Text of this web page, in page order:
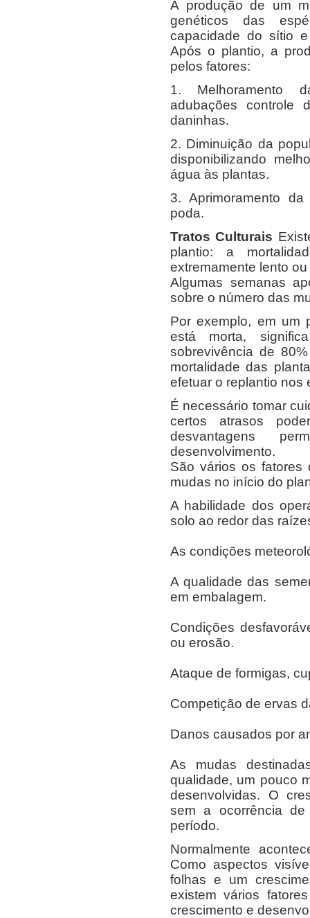
A produção de um
genéticos das
capacidade do sítio
Após o plantio, a
pelos fatores:
1. Melhoramento
adubações controle
daninhas.
2. Diminuição da
disponibilizando
água às plantas.
3. Aprimoramento
poda.
Tratos Culturais
plantio: a
extremamente lento
Algumas semanas
sobre o número das
Por exemplo, em um
está morta,
sobrevivência de
mortalidade das
efetuar o replantio nos
É necessário tomar
certos atrasos
desvantagens
desenvolvimento.
São vários os fatores
mudas no início do
A habilidade dos
solo ao redor das
As condições
A qualidade das
em embalagem.
Condições
ou erosão.
Ataque de formigas,
Competição de ervas
Danos causados por
As mudas
qualidade, um pouco
desenvolvidas. O
sem a ocorrência
período.
Normalmente
Como aspectos
folhas e um
existem vários
crescimento e